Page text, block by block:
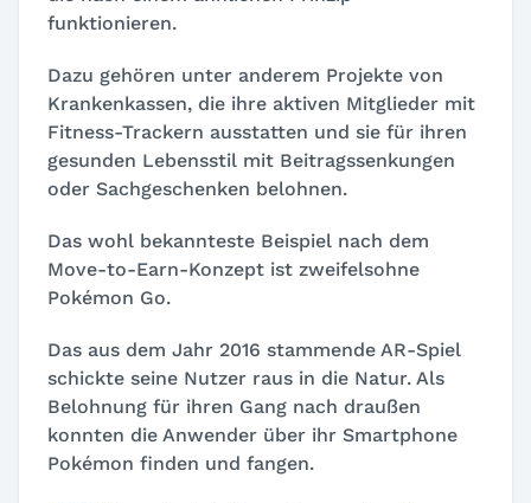
funktionieren.
Dazu gehören unter anderem Projekte von
Krankenkassen, die ihre aktiven Mitglieder mit
Fitness-Trackern ausstatten und sie für ihren
gesunden Lebensstil mit Beitragssenkungen
oder Sachgeschenken belohnen.
Das wohl bekannteste Beispiel nach dem
Move-to-Earn-Konzept ist zweifelsohne
Pokémon Go.
Das aus dem Jahr 2016 stammende AR-Spiel
schickte seine Nutzer raus in die Natur. Als
Belohnung für ihren Gang nach draußen
konnten die Anwender über ihr Smartphone
Pokémon finden und fangen.